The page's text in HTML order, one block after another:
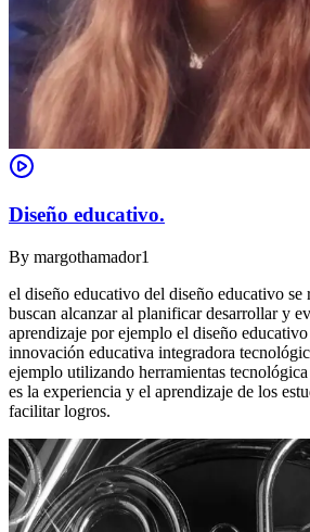
Diseño educativo.
By margothamador1
el diseño educativo del diseño educativo se
buscan alcanzar al planificar desarrollar y
aprendizaje por ejemplo el diseño
innovación educativa integradora
ejemplo utilizando herramientas
es la experiencia y el aprendizaje de los
facilitar logros.